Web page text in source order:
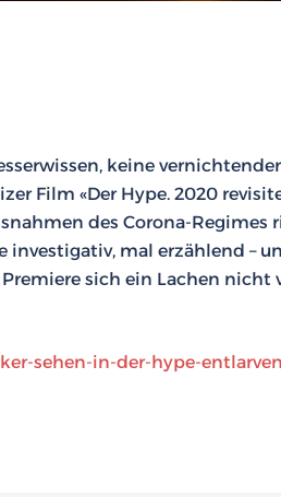
keine
Film «Der Hype. 2020
des Corona-Regimes
investigativ, mal erzählend –
sich ein Lachen nicht
sehen-in-der-hype-